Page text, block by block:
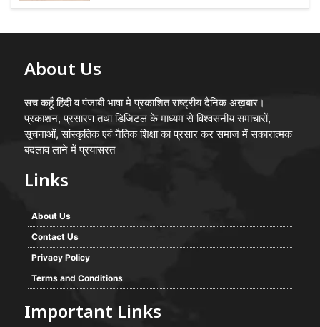
About Us
सच कहूँ हिंदी व पंजाबी भाषा मे प्रकाशित राष्ट्रीय दैनिक अख़बार।
प्रकाशन, प्रसारण तथा डिजिटल के माध्यम से विश्वसनीय समाचारों,
सूचनाओं, सांस्कृतिक एवं नैतिक शिक्षा का प्रसार कर समाज में सकारात्मक
बदलाव लाने में प्रयासरत
Links
About Us
Contact Us
Privacy Policy
Terms and Conditions
Important Links